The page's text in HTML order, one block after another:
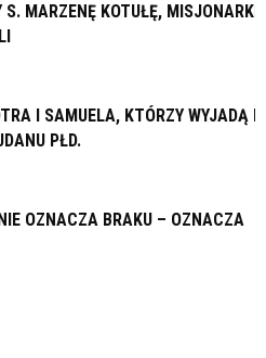
MARZENĘ KOTUŁĘ, MISJONARKĘ
I SAMUELA, KTÓRZY WYJADĄ
PŁD.
OZNACZA BRAKU – OZNACZA